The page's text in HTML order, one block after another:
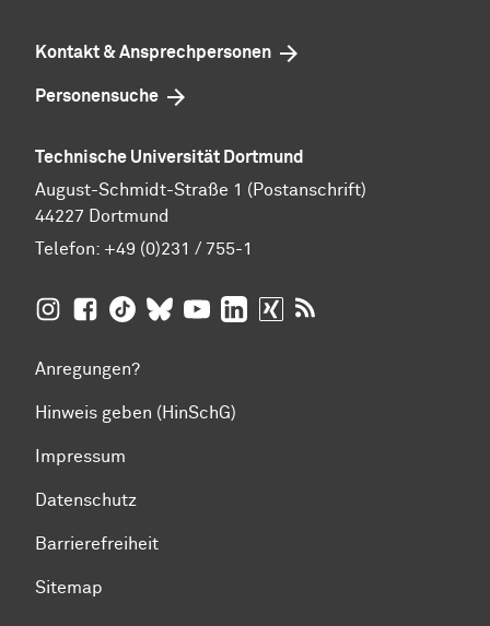
Kontakt & Ansprechpersonen
Personensuche
Technische Universität Dortmund
August-Schmidt-Straße 1 (Postanschrift)
44227 Dortmund
Telefon: +49 (0)231 / 755-1
TU Dortmund auf Insta­gram
TU Dortmund auf Facebook
TU Dortmund auf TikTok
TU Dortmund auf BlueSky
TU Dortmund auf YouTube
TU Dortmund auf LinkedIn
TU Dortmund auf XING
Anregungen?
Hinweis geben (HinSchG)
Impressum
Datenschutz
Barrierefreiheit
Sitemap